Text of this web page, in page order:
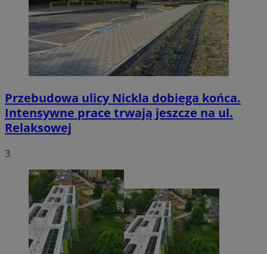
Przebudowa ulicy Nickla dobiega końca.
Intensywne prace trwają jeszcze na ul.
Relaksowej
3